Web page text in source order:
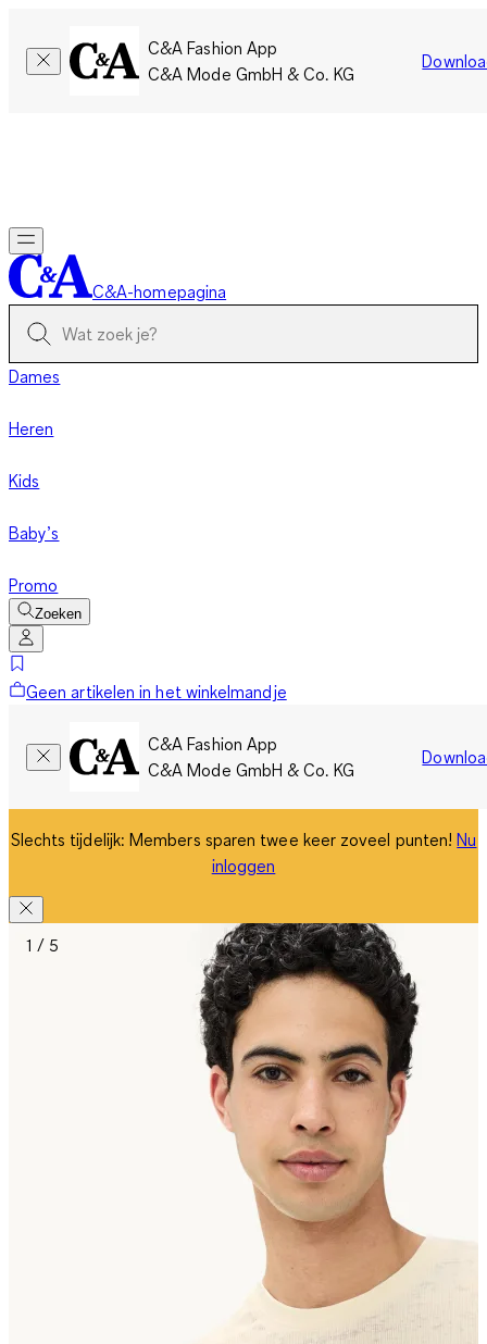
C&A Fashion App
C&A Mode GmbH & Co. KG
C&A-homepagina
Dames
Heren
Kids
Baby’s
Promo
Zoeken
Geen artikelen in het winkelmandje
C&A Fashion App
C&A Mode GmbH & Co. KG
Slechts tijdelijk: Members sparen twee keer zoveel punten!Nu
inloggen
1 / 5